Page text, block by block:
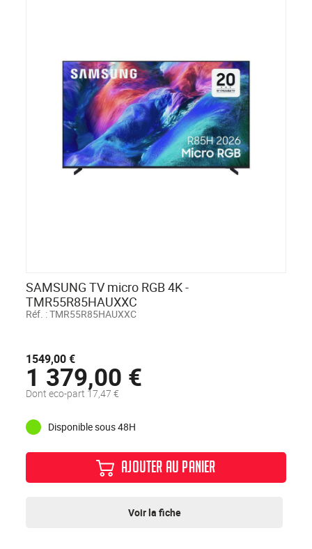
SAMSUNG TV micro RGB 4K -
TMR55R85HAUXXC
Réf. :TMR55R85HAUXXC
1549,00 €
1 379,00 €
Dont eco-part 17,47 €
Disponible sous 48H
AJOUTER AU PANIER
Voir la fiche